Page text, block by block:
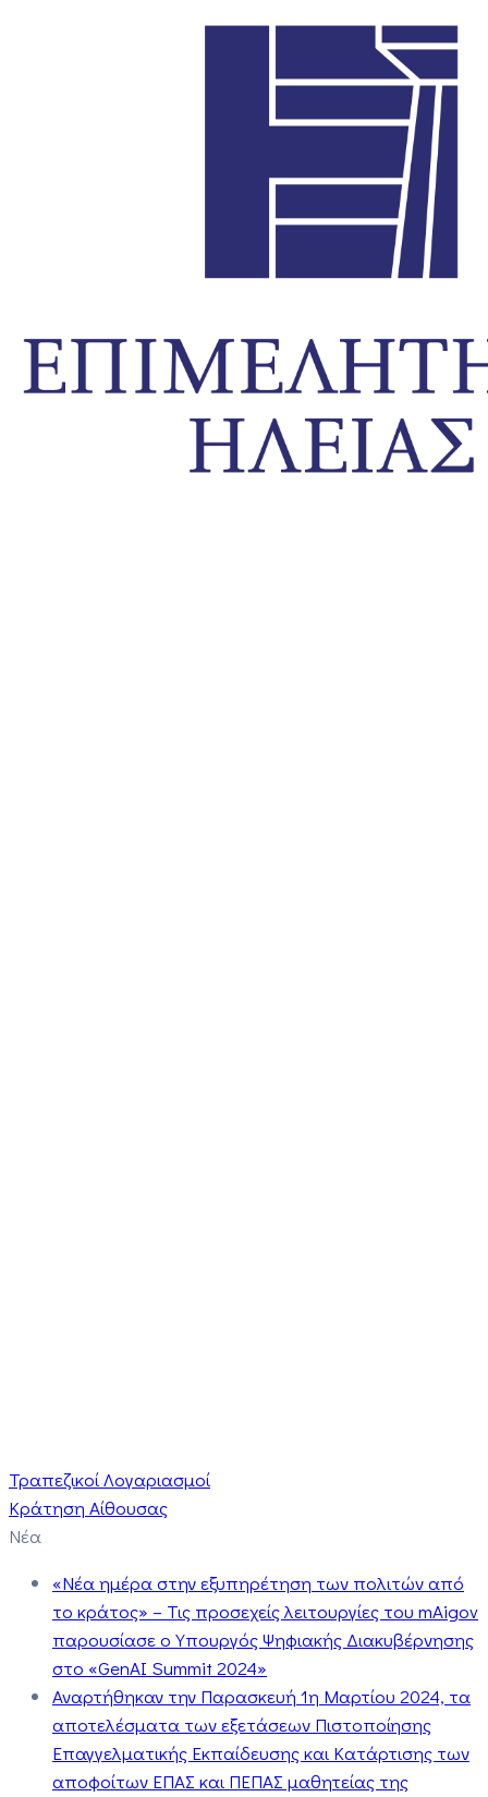
Τραπεζικοί Λογαριασμοί
Κράτηση Αίθουσας
Νέα
«Νέα ημέρα στην εξυπηρέτηση των πολιτών από
το κράτος» – Τις προσεχείς λειτουργίες του mAigov
παρουσίασε ο Υπουργός Ψηφιακής Διακυβέρνησης
στο «GenAI Summit 2024»
Αναρτήθηκαν την Παρασκευή 1η Μαρτίου 2024, τα
αποτελέσματα των εξετάσεων Πιστοποίησης
Επαγγελματικής Εκπαίδευσης και Κατάρτισης των
αποφοίτων ΕΠΑΣ και ΠΕΠΑΣ μαθητείας της